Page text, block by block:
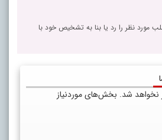
مورد نظر را رد یا بنا به تشخیص خود با
نخواهد شد. بخش‌های موردنیاز